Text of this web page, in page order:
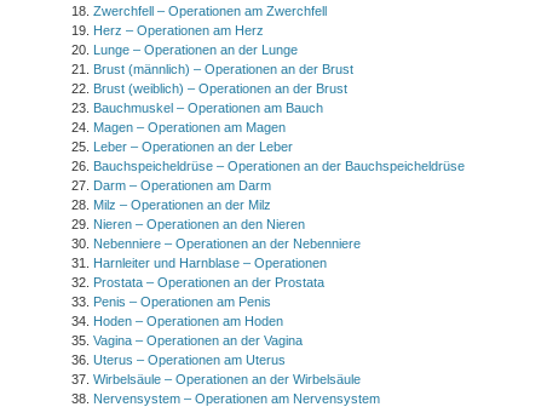
Zwerchfell – Operationen am Zwerchfell
Herz – Operationen am Herz
Lunge – Operationen an der Lunge
Brust (männlich) – Operationen an der Brust
Brust (weiblich) – Operationen an der Brust
Bauchmuskel – Operationen am Bauch
Magen – Operationen am Magen
Leber – Operationen an der Leber
Bauchspeicheldrüse – Operationen an der Bauchspeicheldrüse
Darm – Operationen am Darm
Milz – Operationen an der Milz
Nieren – Operationen an den Nieren
Nebenniere – Operationen an der Nebenniere
Harnleiter und Harnblase – Operationen
Prostata – Operationen an der Prostata
Penis – Operationen am Penis
Hoden – Operationen am Hoden
Vagina – Operationen an der Vagina
Uterus – Operationen am Uterus
Wirbelsäule – Operationen an der Wirbelsäule
Nervensystem – Operationen am Nervensystem